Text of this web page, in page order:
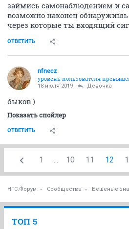
займись самонаблюдением и
возможно наконец
через которые ты входящий
ОТВЕТИТЬ
nfnecz
уровень пользователя
18 июля 2019 Девочка
быков )
Показать спойлер
ОТВЕТИТЬ
1 ... 10 11 12
НГС.Форум Сообщества Бешеные
ТОП 5